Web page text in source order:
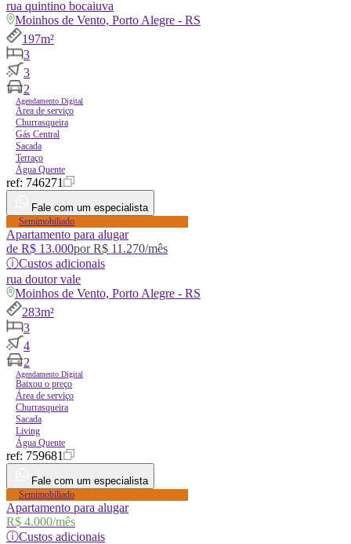
rua quintino bocaiuva
Moinhos de Vento, Porto Alegre - RS
197m²
3
3
2
Agendamento Digital
Área de serviço
Churrasqueira
Gás Central
Sacada
Terraço
Água Quente
ref: 746271
Fale com um especialista
Semimobiliado
Apartamento para alugar
de R$ 13.000porR$ 11.270/mês
ⓘCustos adicionais
rua doutor vale
Moinhos de Vento, Porto Alegre - RS
283m²
3
4
2
Agendamento Digital
Baixou o preço
Área de serviço
Churrasqueira
Sacada
Living
Água Quente
ref: 759681
Fale com um especialista
Semimobiliado
Apartamento para alugar
R$ 4.000/mês
ⓘCustos adicionais